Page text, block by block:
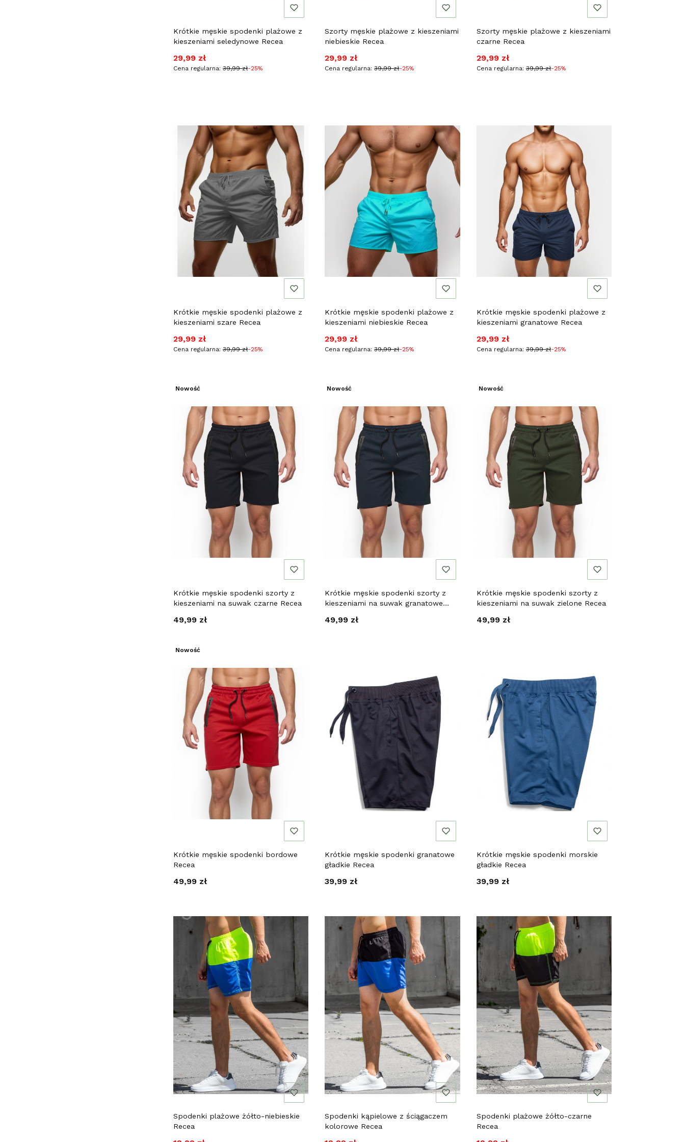
Krótkie męskie spodenki plażowe z
kieszeniami seledynowe Recea
Cena promocyjna
29,99 zł
Cena regularna: 39,99 zł-25%
Szorty męskie plażowe z kieszeniami
niebieskie Recea
Cena promocyjna
29,99 zł
Cena regularna: 39,99 zł-25%
Szorty męskie plażowe z kieszeniami
czarne Recea
Cena promocyjna
29,99 zł
Cena regularna: 39,99 zł-25%
Krótkie męskie spodenki plażowe z
kieszeniami szare Recea
Cena promocyjna
29,99 zł
Cena regularna: 39,99 zł-25%
Krótkie męskie spodenki plażowe z
kieszeniami niebieskie Recea
Cena promocyjna
29,99 zł
Cena regularna: 39,99 zł-25%
Krótkie męskie spodenki plażowe z
kieszeniami granatowe Recea
Cena promocyjna
29,99 zł
Cena regularna: 39,99 zł-25%
Nowość
Krótkie męskie spodenki szorty z
kieszeniami na suwak czarne Recea
Cena
49,99 zł
Nowość
Krótkie męskie spodenki szorty z
kieszeniami na suwak granatowe
Cena
49,99 zł
Nowość
Krótkie męskie spodenki szorty z
kieszeniami na suwak zielone Recea
Cena
49,99 zł
Nowość
Krótkie męskie spodenki bordowe
Recea
Cena
49,99 zł
Krótkie męskie spodenki granatowe
gładkie Recea
Cena
39,99 zł
Krótkie męskie spodenki morskie
gładkie Recea
Cena
39,99 zł
Spodenki plażowe żółto-niebieskie
Recea
Spodenki kąpielowe z ściągaczem
kolorowe Recea
Spodenki plażowe żółto-czarne
Recea